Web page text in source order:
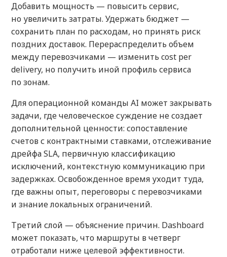
Добавить мощность — повысить сервис,
но увеличить затраты. Удержать бюджет —
сохранить план по расходам, но принять риск
поздних доставок. Перераспределить объем
между перевозчиками — изменить cost per
delivery, но получить иной профиль сервиса
по зонам.
Для операционной команды AI может закрывать
задачи, где человеческое суждение не создает
дополнительной ценности: сопоставление
счетов с контрактными ставками, отслеживание
дрейфа SLA, первичную классификацию
исключений, контекстную коммуникацию при
задержках. Освобожденное время уходит туда,
где важны опыт, переговоры с перевозчиками
и знание локальных ограничений.
Третий слой — объяснение причин. Dashboard
может показать, что маршруты в четверг
отработали ниже целевой эффективности.